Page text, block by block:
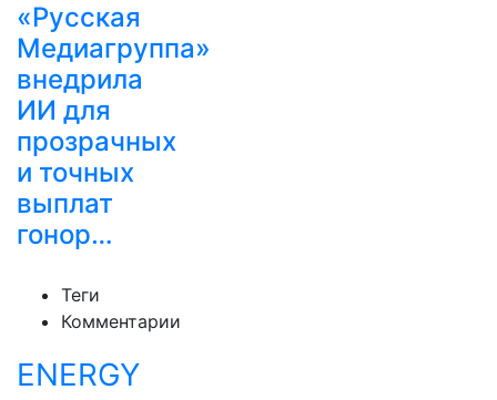
«Русская
Медиагруппа»
внедрила
ИИ для
прозрачных
и точных
выплат
гонор…
Теги
Комментарии
ENERGY